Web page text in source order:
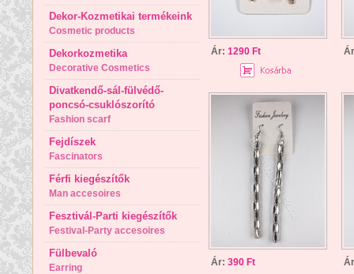
Dekor-Kozmetikai termékeink
Cosmetic products
Dekorkozmetika
Decorative Cosmetics
Divatkendő-sál-fülvédő-
poncsó-csuklószorító
Fashion scarf
Fejdíszek
Fascinators
Férfi kiegészítők
Man accesoires
Fesztivál-Parti kiegészítők
Festival-Party accesoires
Fülbevaló
Earring
Ár: 1290 Ft
Ár: 390 Ft